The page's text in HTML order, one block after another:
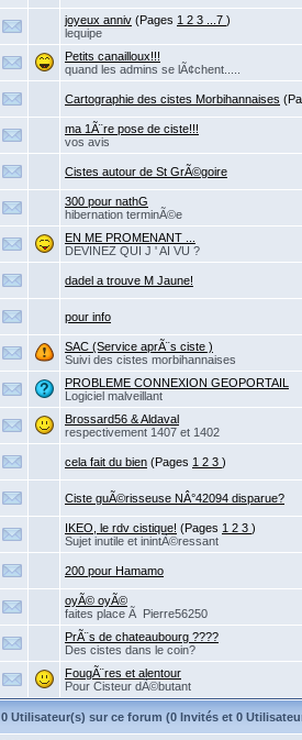
joyeux anniv (Pages 1 2 3 ...7 )
lequipe
Petits canailloux!!!
quand les admins se lÃ¢chent.....
Cartographie des cistes Morbihannaises
ma 1Ã¨re pose de ciste!!!
vos avis
Cistes autour de St GrÃ©goire
300 pour nathG
hibernation terminÃ©e
EN ME PROMENANT ...
DEVINEZ QUI J ' AI VU ?
dadel a trouve M Jaune!
pour info
SAC (Service aprÃ¨s ciste )
Suivi des cistes morbihannaises
PROBLEME CONNEXION GEOPORTAIL
Logiciel malveillant
Brossard56 & Aldaval
respectivement 1407 et 1402
cela fait du bien (Pages 1 2 3 )
Ciste guÃ©risseuse NÂ°42094 disparue?
IKEO, le rdv cistique! (Pages 1 2 3 )
Sujet inutile et inintÃ©ressant
200 pour Hamamo
oyÃ© oyÃ©
faites place Ã Pierre56250
PrÃ¨s de chateaubourg ????
Des cistes dans le coin?
FougÃ¨res et alentour
Pour Cisteur dÃ©butant
0 Utilisateur(s) sur ce forum (0 Invités et 0